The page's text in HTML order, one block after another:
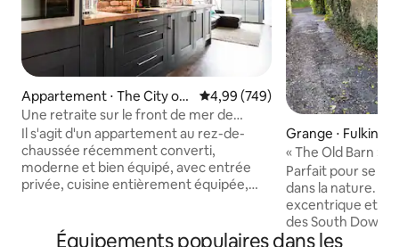
Appartement ⋅ The City of
Brighton and Hove
Évaluation moyenne sur la
4,99 (749)
Une retraite sur le front de mer de
Hove, à proximité de Brighton
Il s'agit d'un appartement au rez-de-
chaussée récemment converti,
moderne et bien équipé, avec entrée
privée, cuisine entièrement équipée,
parking privé (pour une voiture) est
Grange ⋅ Fulking
« The Old Barn »,
Downs, isolé
Parfait pour se
dans la nature.
excentrique et
des South Downs
pied depuis le
Équipements populaires dans les